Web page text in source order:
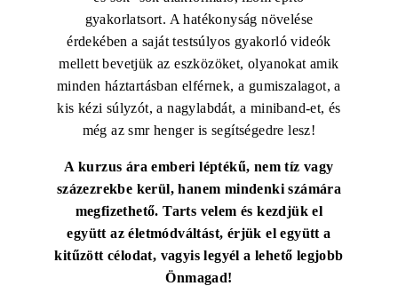
gyakorlatsort. A hatékonyság növelése
érdekében a saját testsúlyos gyakorló videók
mellett bevetjük az eszközöket, olyanokat amik
minden háztartásban elférnek, a gumiszalagot, a
kis kézi súlyzót, a nagylabdát, a miniband-et, és
még az smr henger is segítségedre lesz!
A kurzus ára emberi léptékű, nem tíz vagy
százezrekbe kerül, hanem mindenki számára
megfizethető. Tarts velem és kezdjük el
együtt az életmódváltást, érjük el együtt a
kitűzött célodat, vagyis legyél a lehető legjobb
Önmagad!